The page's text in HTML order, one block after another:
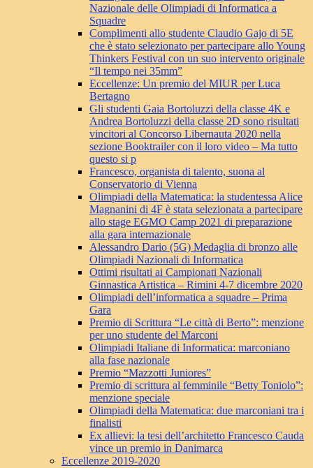
Nazionale delle Olimpiadi di Informatica a
Squadre
Complimenti allo studente Claudio Gajo di 5E
che è stato selezionato per partecipare allo Young
Thinkers Festival con un suo intervento originale
“Il tempo nei 35mm”
Eccellenze: Un premio del MIUR per Luca
Bertagno
Gli studenti Gaia Bortoluzzi della classe 4K e
Andrea Bortoluzzi della classe 2D sono risultati
vincitori al Concorso Libernauta 2020 nella
sezione Booktrailer con il loro video – Ma tutto
questo si p
Francesco, organista di talento, suona al
Conservatorio di Vienna
Olimpiadi della Matematica: la studentessa Alice
Magnanini di 4F è stata selezionata a partecipare
allo stage EGMO Camp 2021 di preparazione
alla gara internazionale
Alessandro Dario (5G) Medaglia di bronzo alle
Olimpiadi Nazionali di Informatica
Ottimi risultati ai Campionati Nazionali
Ginnastica Artistica – Rimini 4-7 dicembre 2020
Olimpiadi dell’informatica a squadre – Prima
Gara
Premio di Scrittura “Le città di Berto”: menzione
per uno studente del Marconi
Olimpiadi Italiane di Informatica: marconiano
alla fase nazionale
Premio “Mazzotti Juniores”
Premio di scrittura al femminile “Betty Toniolo”:
menzione speciale
Olimpiadi della Matematica: due marconiani tra i
finalisti
Ex allievi: la tesi dell’architetto Francesco Cauda
vince un premio in Danimarca
Eccellenze 2019-2020